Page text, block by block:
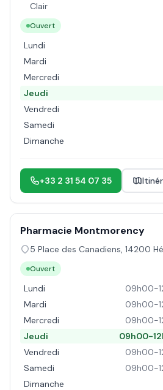
Clair
Ouvert
Lundi
Mardi
Mercredi
Jeudi
Vendredi
Samedi
Dimanche
+33 2 31 54 07 35
Pharmacie Montmorency
5 Place des Canadiens, 14200
Ouvert
Lundi
09h00-
Mardi
09h00-
Mercredi
09h00-
Jeudi
09h00-
Vendredi
09h00-
Samedi
09h00-
Dimanche